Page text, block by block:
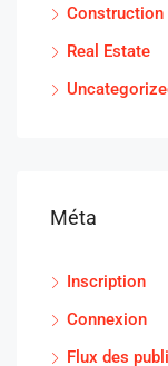
Construction
Real Estate
Méta
Inscription
Connexion
Flux des